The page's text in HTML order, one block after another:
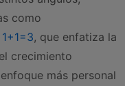
como
, que enfatiza la
crecimiento
más personal